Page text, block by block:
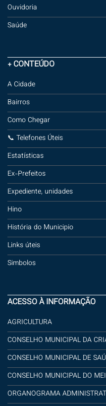
Ouvidoria
Saúde
+ CONTEÚDO
A Cidade
Bairros
Como Chegar
📞 Telefones Úteis
Estatísticas
Ex-Prefeitos
Expediente, unidades
Hino
História do Municipio
Links úteis
Simbolos
ACESSO À INFORMAÇÃO
AGRICULTURA
CONSELHO MUNICIPAL DA
CONSELHO MUNICIPAL DE
CONSELHO MUNICIPAL DO
ORGANOGRAMA